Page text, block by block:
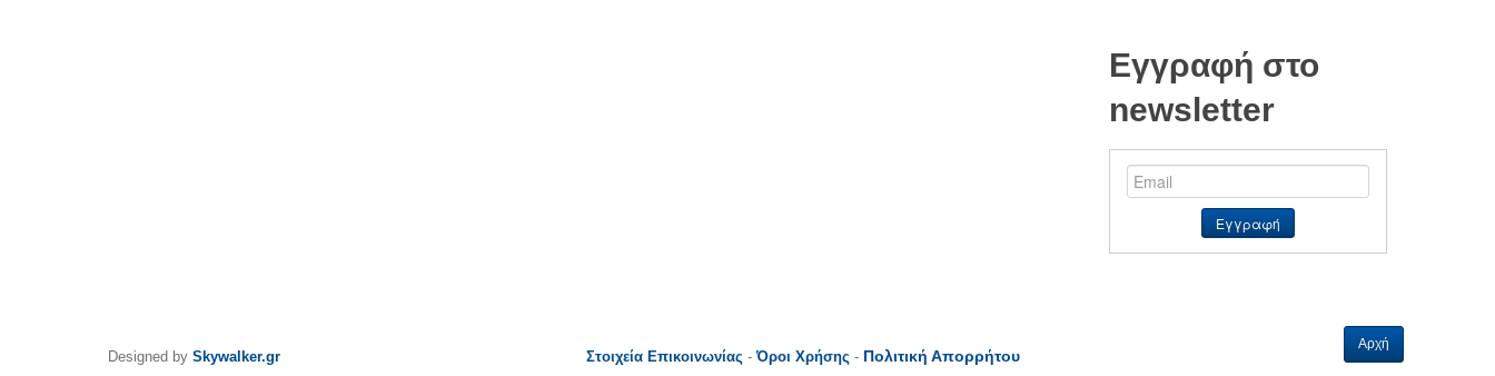
Εγγραφή στο
newsletter
Designed by Skywalker.gr Στοιχεία Επικοινωνίας -Όροι Χρήσης - Πολιτική Απορρήτου
Αρχή